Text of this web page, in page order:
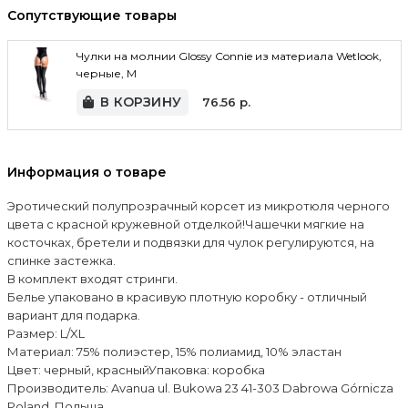
Сопутствующие товары
Чулки на молнии Glossy Connie из материала Wetlook,
черные, M
В КОРЗИНУ 76.56 р.
Информация о товаре
Эротический полупрозрачный корсет из микротюля черного
цвета с красной кружевной отделкой!Чашечки мягкие на
косточках, бретели и подвязки для чулок регулируются, на
спинке застежка.
В комплект входят стринги.
Белье упаковано в красивую плотную коробку - отличный
вариант для подарка.
Размер: L/XL
Материал: 75% полиэстер, 15% полиамид, 10% эластан
Цвет: черный, красныйУпаковка: коробка
Производитель: Avanua ul. Bukowa 23 41-303 Dabrowa Górnicza